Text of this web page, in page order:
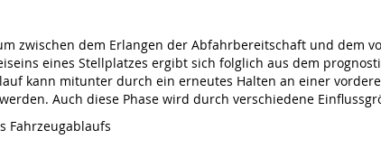
zwischen dem Erlangen der Abfahrbereitschaft und dem
eines Stellplatzes ergibt sich folglich aus dem
kann mitunter durch ein erneutes Halten an einer
Auch diese Phase wird durch verschiedene
Fahrzeugablaufs